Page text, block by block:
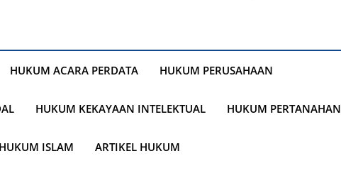
HUKUM ACARA PERDATA HUKUM PERUSAHAAN
HUKUM KEKAYAAN INTELEKTUAL HUKUM PERTANAHAN
HUKUM ISLAM ARTIKEL HUKUM